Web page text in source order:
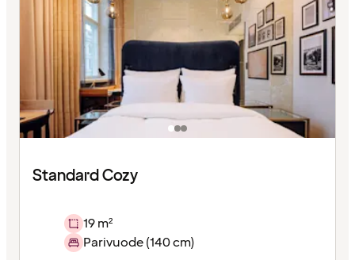
Standard Cozy
19 m²
Parivuode (140 cm)